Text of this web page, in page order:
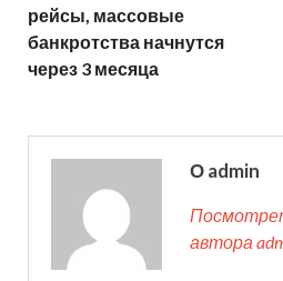
рейсы, массовые
банкротства начнутся
через 3 месяца
О admin
автора